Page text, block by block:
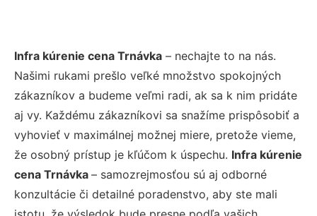
Infra kúrenie cena Trnávka – nechajte to na nás.
Našimi rukami prešlo veľké množstvo spokojných
zákazníkov a budeme veľmi radi, ak sa k nim pridáte
aj vy. Každému zákazníkovi sa snažíme prispôsobiť a
vyhovieť v maximálnej možnej miere, pretože vieme,
že osobný prístup je kľúčom k úspechu. Infra kúrenie
cena Trnávka – samozrejmosťou sú aj odborné
konzultácie či detailné poradenstvo, aby ste mali